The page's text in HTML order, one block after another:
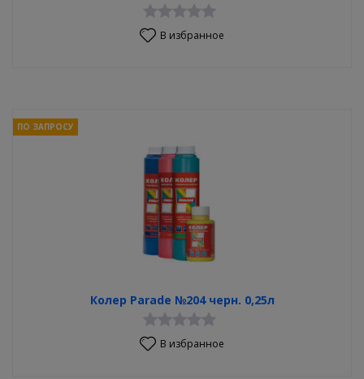
В избранное
Колер Parade №204 черн. 0,25л
ПО ЗАПРОСУ
В избранное